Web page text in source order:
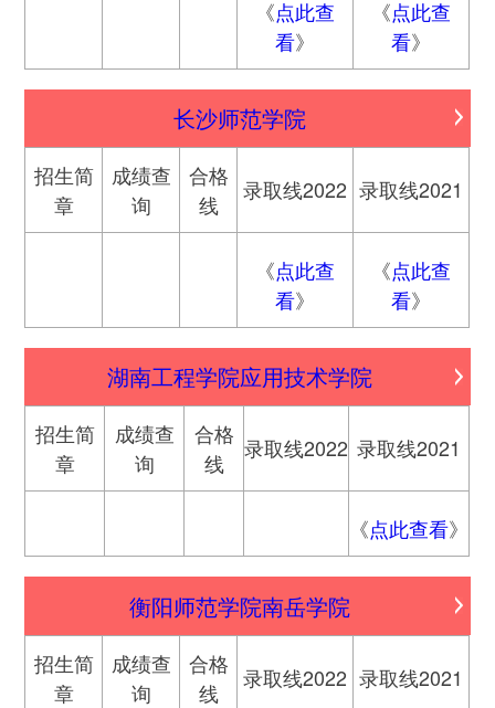
《点此查
看》
《点此查
看》
长沙师范学院
招生简
章
成绩查
询
合格
线
录取线2022 录取线2021
《点此查
看》
《点此查
看》
湖南工程学院应用技术学院
招生简
章
成绩查
询
合格
线
录取线2022 录取线2021
《点此查看》
衡阳师范学院南岳学院
招生简
章
成绩查
询
合格
线
录取线2022 录取线2021